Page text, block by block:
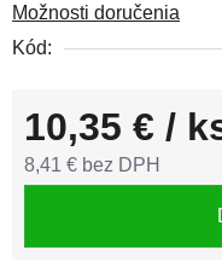
Možnosti doručenia
Kód:
10,35 € /
8,41 € bez DPH